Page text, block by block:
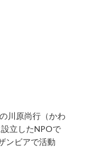
川原尚行（かわ
立したNPOで
ンビアで活動